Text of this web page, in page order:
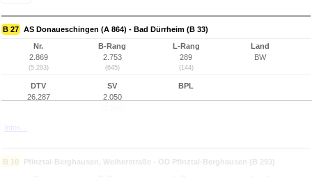
B 27 AS Donaueschingen (A 864) - Bad Dürrheim (B 33)
Nr.
2.869
(5.293)
B-Rang
2.753
(645)
L-Rang
289
(144)
Land
BW
DTV
26.287
SV
2.050
BPL
Infos...
B 10 Pfinztal-Berghausen, Weiherstraße - OD Pfinztal-Berghausen (B 293)